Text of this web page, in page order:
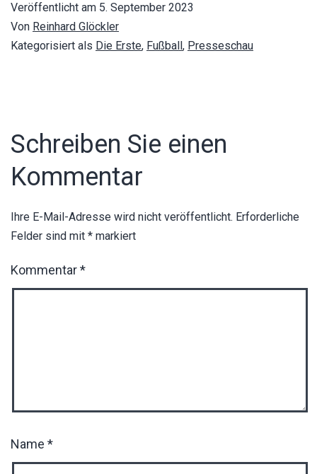
Veröffentlicht am 5. September 2023
Von Reinhard Glöckler
Kategorisiert als Die Erste, Fußball , Presseschau
Schreiben Sie einen
Kommentar
Ihre E-Mail-Adresse wird nicht veröffentlicht. Erforderliche
Felder sind mit * markiert
Kommentar*
Name *